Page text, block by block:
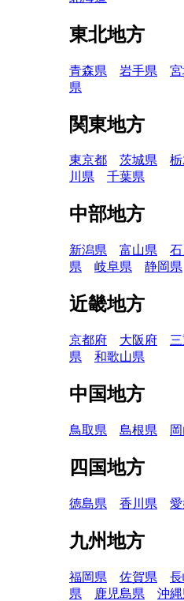
東北地方
青森県 岩手県
県
関東地方
東京都 茨城県
川県
千葉県
中部地方
新潟県 富山県
県
岐阜県 静岡県
近畿地方
京都府 大阪府
県
和歌山県
中国地方
鳥取県 島根県
四国地方
徳島県 香川県
九州地方
福岡県 佐賀県
県
鹿児島県
沖